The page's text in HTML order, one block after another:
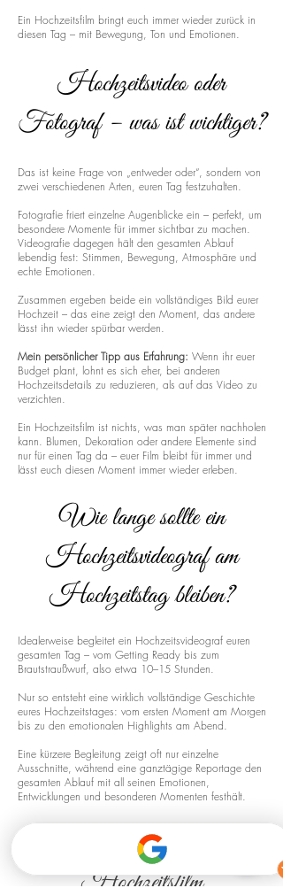
Ein Hochzeitsfilm bringt euch immer wieder zurück in
diesen Tag – mit Bewegung, Ton und Emotionen.
Hochzeitsvideo oder
Fotograf – was ist wichtiger?
Das ist keine Frage von „entweder oder“, sondern von
zwei verschiedenen Arten, euren Tag festzuhalten.
Fotografie friert einzelne Augenblicke ein – perfekt, um
besondere Momente für immer sichtbar zu machen.
Videografie dagegen hält den gesamten Ablauf
lebendig fest: Stimmen, Bewegung, Atmosphäre und
echte Emotionen.
Zusammen ergeben beide ein vollständiges Bild eurer
Hochzeit – das eine zeigt den Moment, das andere
lässt ihn wieder spürbar werden.
Mein persönlicher Tipp aus Erfahrung: Wenn ihr euer
Budget plant, lohnt es sich eher, bei anderen
Hochzeitsdetails zu reduzieren, als auf das Video zu
verzichten.
Ein Hochzeitsfilm ist nichts, was man später nachholen
kann. Blumen, Dekoration oder andere Elemente sind
nur für einen Tag da – euer Film bleibt für immer und
lässt euch diesen Moment immer wieder erleben.
Wie lange sollte ein
Hochzeitsvideograf am
Hochzeitstag bleiben?
Idealerweise begleitet ein Hochzeitsvideograf euren
gesamten Tag – vom Getting Ready bis zum
Brautstraußwurf, also etwa 10–15 Stunden.
Nur so entsteht eine wirklich vollständige Geschichte
eures Hochzeitstages: vom ersten Moment am Morgen
bis zu den emotionalen Highlights am Abend.
Eine kürzere Begleitung zeigt oft nur einzelne
Ausschnitte, während eine ganztägige Reportage den
gesamten Ablauf mit all seinen Emotionen,
Entwicklungen und besonderen Momenten festhält.
Drohnenaufnahmen für euren